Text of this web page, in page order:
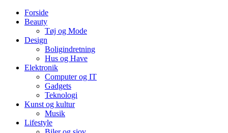
Forside
Beauty
Tøj og Mode
Design
Boligindretning
Hus og Have
Elektronik
Computer og IT
Gadgets
Teknologi
Kunst og kultur
Musik
Lifestyle